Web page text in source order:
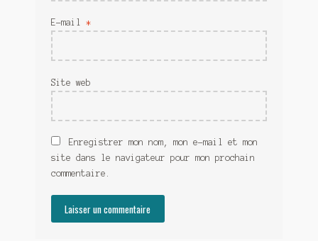
E-mail *
Site web
Enregistrer mon nom, mon e-mail et mon
site dans le navigateur pour mon prochain
commentaire.